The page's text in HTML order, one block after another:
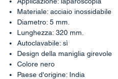
Materiale: acciaio inossidabile
Diametro: 5 mm.
Lunghezza: 320 mm.
Autoclavabile: sì
Design della maniglia girevole
Colore nero
Paese d'origine: India